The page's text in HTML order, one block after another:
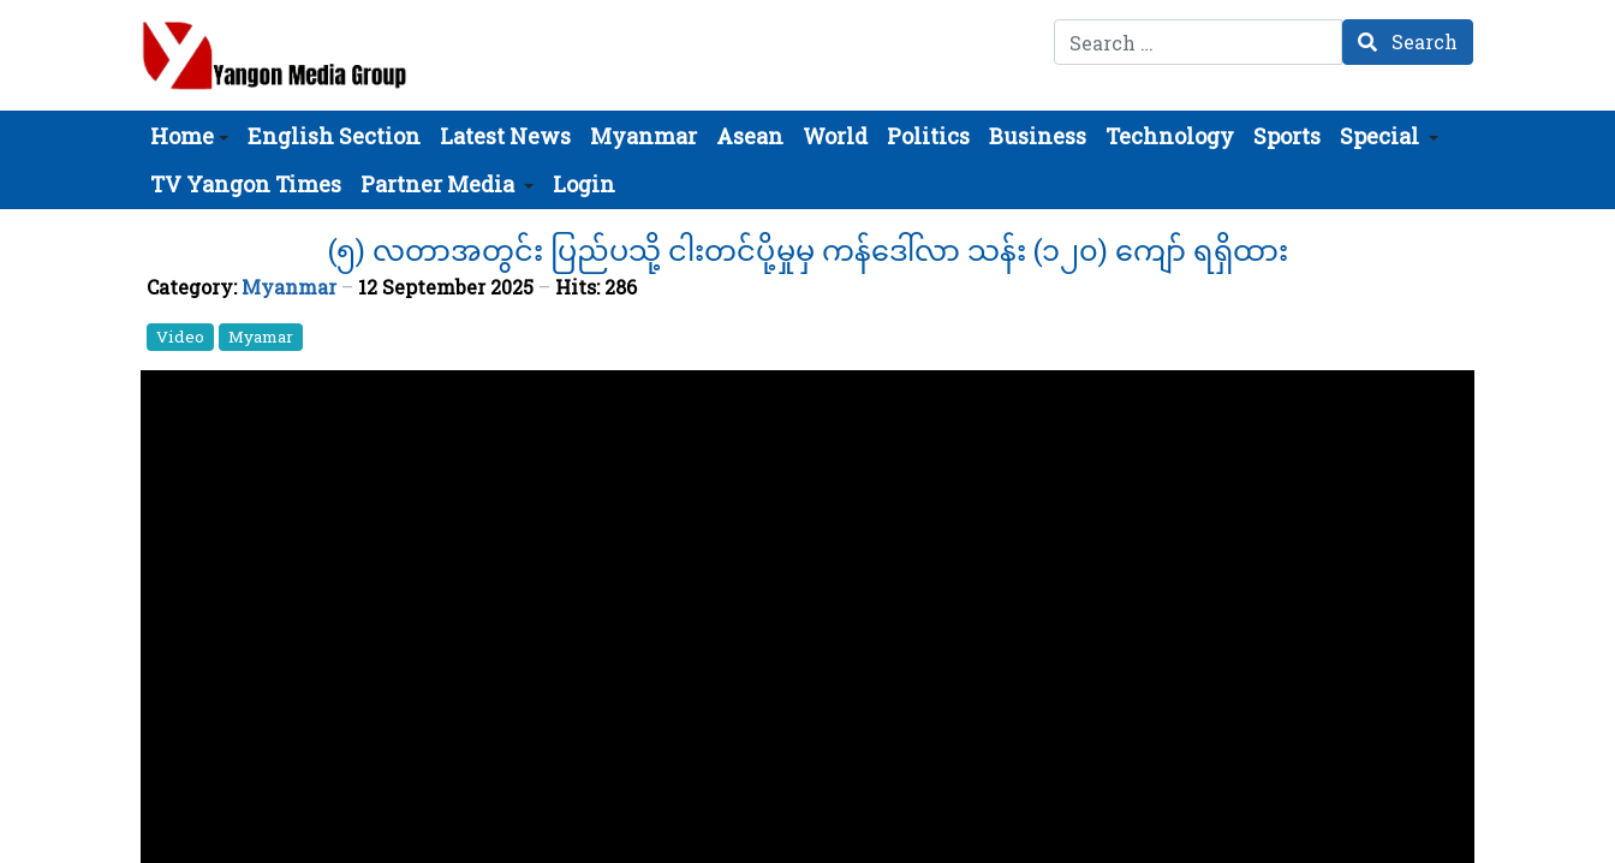
Search Search
Home English Section Latest News Myanmar Asean World Politics Business Technology Sports
Special
TV Yangon Times
Partner Media Login
(၅) လတာအတွင်း ပြည်ပသို့ ငါးတင်ပို့မှုမှ ကန်ဒေါ်လာ သန်း (၁၂၀) ကျော် ရရှိထား
Category:Myanmar 12 September 2025 Hits: 286
Video Myamar